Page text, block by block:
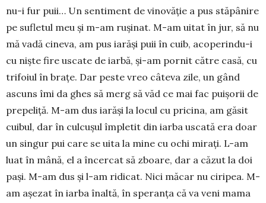
nu-i fur puii… Un sentiment de vinovăție a pus stăpânire
pe sufletul meu și m-am rușinat. M-am uitat în jur, să nu
mă vadă cineva, am pus iarăși puii în cuib, acoperindu-i
cu niște fire uscate de iarbă, și-am pornit că­tre casă, cu
trifoiul în brațe. Dar peste vreo câteva zile, un gând
ascuns îmi da ghes să merg să văd ce mai fac puișorii de
pre­peliță. M-am dus iarăși la locul cu pri­cina, am găsit
cuibul, dar în culcu­șul împletit din iar­ba us­cată era doar
un singur pui care se uita la mine cu ochi mirați. L-am
luat în mână, el a încercat să zboare, dar a căzut la doi
pași. M-am dus și l-am ridicat. Nici măcar nu ciri­pea. M-
am așezat în iarba înal­tă, în speranța că va veni ma­ma